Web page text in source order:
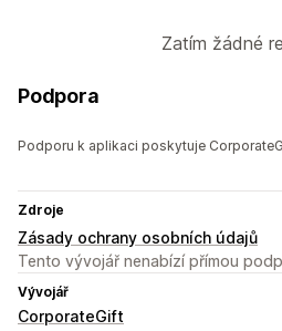
Zatím žádné
Podpora
Podporu k aplikaci poskytuje
Zdroje
Zásady ochrany osobních údajů
Tento vývojář nenabízí přímou
Vývojář
CorporateGift